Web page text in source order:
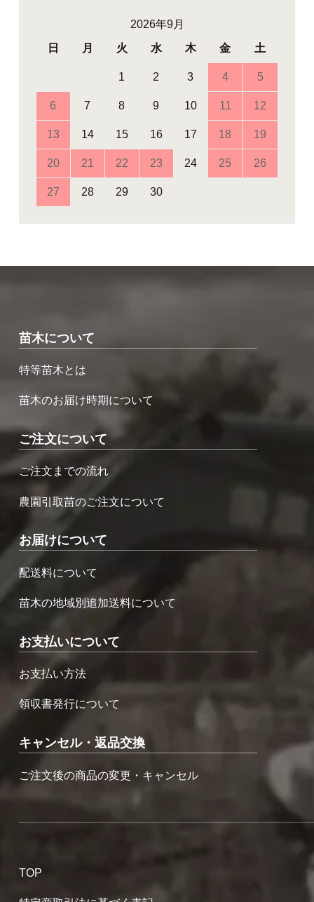
2026年9月
日
月 火 水 木 金 土
1 2 3 4 5
6 7 8 9 10 11 12
13 14 15 16 17 18 19
20 21 22 23 24 25 26
27 28 29 30
苗木について
特等苗木とは
苗木のお届け時期について
ご注文について
ご注文までの流れ
農園引取苗のご注文について
お届けについて
配送料について
苗木の地域別追加送料について
お支払いについて
お支払い方法
領収書発行について
キャンセル・返品交換
ご注文後の商品の変更・キャンセル
TOP